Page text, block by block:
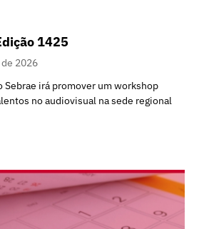
1425
2026
Sebrae irá promover um workshop
no audiovisual na sede regional